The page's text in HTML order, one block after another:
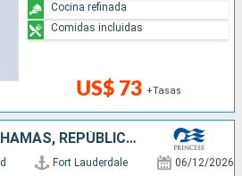
” de Regal Princess y de la
jardín secreto. Un toque de lujo
detalles como: propias
sofás y cestas de picnic con
del bienestar al bordo
US$ 73 +Tasas
Cocina refinada
Comidas incluidas
ESTADOS UNIDOS, BAHAMAS, REPÚBLICA DOMINICANA
Fort Lauderdale 06/12/2026